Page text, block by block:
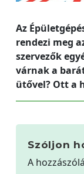
Az
rendezi meg
szervezők
várnak a
ütővel? Ott a
Szóljon
A